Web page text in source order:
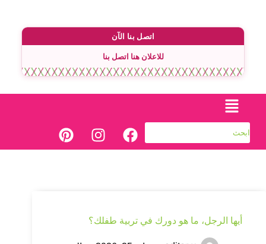
اتصل بنا الآن
للاعلان هنا اتصل بنا
أيها الرجل، ما هو دورك في تربية طفلك؟